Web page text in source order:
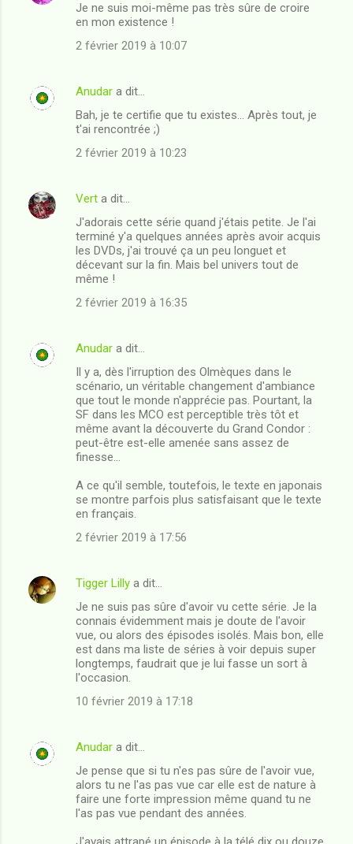
Je ne suis moi-même pas très sûre de croire
en mon existence !
2 février 2019 à 10:07
Anudar a dit…
Bah, je te certifie que tu existes... Après tout, je
t'ai rencontrée ;)
2 février 2019 à 10:23
Vert a dit…
J'adorais cette série quand j'étais petite. Je l'ai
terminé y'a quelques années après avoir acquis
les DVDs, j'ai trouvé ça un peu longuet et
décevant sur la fin. Mais bel univers tout de
même !
2 février 2019 à 16:35
Anudar a dit…
Il y a, dès l'irruption des Olmèques dans le
scénario, un véritable changement d'ambiance
que tout le monde n'apprécie pas. Pourtant, la
SF dans les MCO est perceptible très tôt et
même avant la découverte du Grand Condor :
peut-être est-elle amenée sans assez de
finesse...
A ce qu'il semble, toutefois, le texte en japonais
se montre parfois plus satisfaisant que le texte
en français.
2 février 2019 à 17:56
Tigger Lilly a dit…
Je ne suis pas sûre d'avoir vu cette série. Je la
connais évidemment mais je doute de l'avoir
vue, ou alors des épisodes isolés. Mais bon, elle
est dans ma liste de séries à voir depuis super
longtemps, faudrait que je lui fasse un sort à
l'occasion.
10 février 2019 à 17:18
Anudar a dit…
Je pense que si tu n'es pas sûre de l'avoir vue,
alors tu ne l'as pas vue car elle est de nature à
faire une forte impression même quand tu ne
l'as pas vue pendant des années.